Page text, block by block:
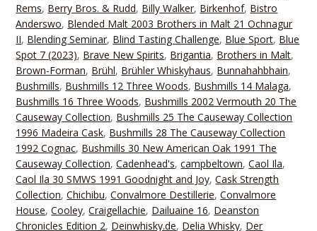
Rems, Berry Bros. & Rudd, Billy Walker, Birkenhof, Bistro
Anderswo, Blended Malt 2003 Brothers in Malt 21 Ochnagur
II, Blending Seminar, Blind Tasting Challenge, Blue Sport, Blue
Spot 7 (2023), Brave New Spirits, Brigantia, Brothers in Malt,
Brown-Forman, Brühl, Brühler Whiskyhaus, Bunnahahbhain,
Bushmills, Bushmills 12 Three Woods, Bushmills 14 Malaga,
Bushmills 16 Three Woods, Bushmills 2002 Vermouth 20 The
Causeway Collection, Bushmills 25 The Causeway Collection
1996 Madeira Cask, Bushmills 28 The Causeway Collection
1992 Cognac, Bushmills 30 New American Oak 1991 The
Causeway Collection,Cadenhead's,campbeltown,Caol Ila,
Caol Ila 30 SMWS 1991 Goodnight and Joy,Cask Strength
Collection,Chichibu,Convalmore Destillerie,Convalmore
House,Cooley,Craigellachie, Dailuaine 16, Deanston
Chronicles Edition 2, Deinwhisky.de, Delia Whisky, Der